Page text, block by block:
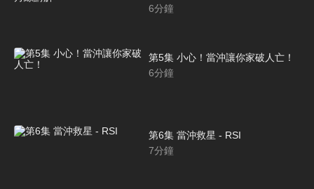
6分鐘
第5集 小心！當沖讓你家破人亡！
6分鐘
第6集 當沖救星 - RSI
7分鐘